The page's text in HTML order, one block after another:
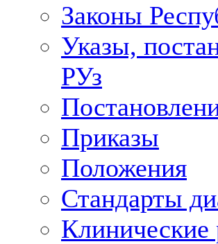
Законы
Указы,
РУз
Приказы
Положения
Стандарты
Клинические